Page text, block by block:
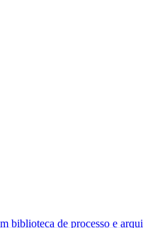
biblioteca de processo e